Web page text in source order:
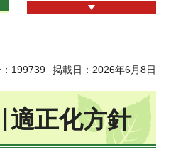
199739 掲載日：2026年6月8日
適正化方針